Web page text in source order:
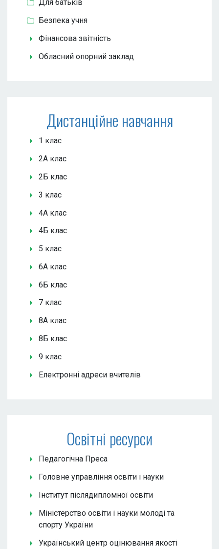
Для батьків
Безпека учня
Фінансова звітність
Обласний опорний заклад
Дистанційне навчання
1 клас
2А клас
2Б клас
3 клас
4А клас
4Б клас
5 клас
6А клас
6Б клас
7 клас
8А клас
8Б клас
9 клас
Електронні адреси вчителів
Освітні ресурси
Педагогічна Преса
Головне управління освіти і науки
Інститут післядипломної освіти
Міністерство освіти і науки молоді та
спорту України
Український центр оцінювання якості